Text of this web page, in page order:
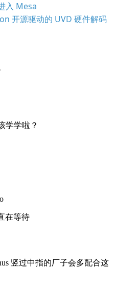
入 Mesa
开源驱动的 UVD 硬件解码